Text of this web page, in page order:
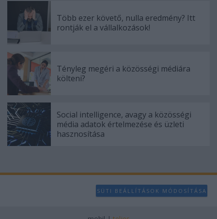
Több ezer követő, nulla eredmény? Itt
rontják el a vállalkozások!
Tényleg megéri a közösségi médiára
költeni?
Social intelligence, avagy a közösségi
média adatok értelmezése és üzleti
hasznosítása
SÜTI BEÁLLÍTÁSOK MÓDOSÍTÁSA